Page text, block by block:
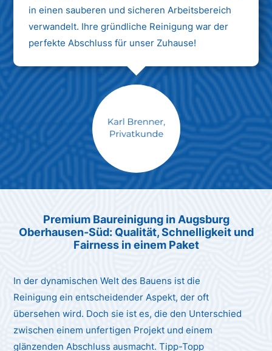
in einen sauberen und sicheren Arbeitsbereich
verwandelt. Ihre gründliche Reinigung war der
perfekte Abschluss für unser Zuhause!
Max Mustermann
Premium Baureinigung in Augsburg
Oberhausen-Süd: Qualität, Schnelligkeit und
Fairness in einem Paket
In der dynamischen Welt des Bauens ist die
Reinigung ein entscheidender Aspekt, der oft
übersehen wird. Doch sie ist es, die den Unterschied
zwischen einem unfertigen Projekt und einem
glänzenden Abschluss ausmacht. Tipp-Topp